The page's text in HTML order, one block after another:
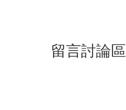
留言討論區